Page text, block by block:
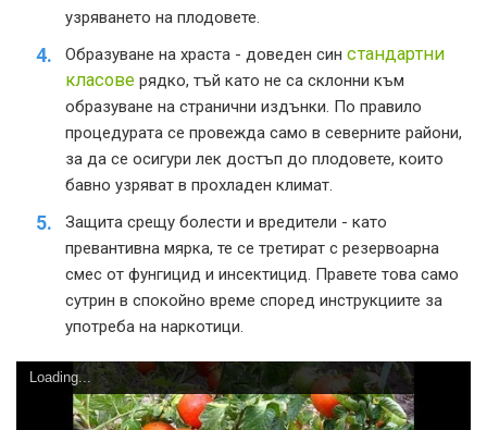
узряването на плодовете.
Образуване на храста - доведен син стандартни
класове рядко, тъй като не са склонни към
образуване на странични издънки. По правило
процедурата се провежда само в северните райони,
за да се осигури лек достъп до плодовете, които
бавно узряват в прохладен климат.
Защита срещу болести и вредители - като
превантивна мярка, те се третират с резервоарна
смес от фунгицид и инсектицид. Правете това само
сутрин в спокойно време според инструкциите за
употреба на наркотици.
Loading...